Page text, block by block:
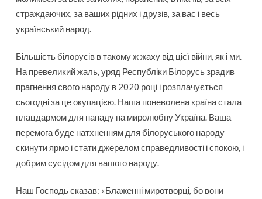
страждаючих, за ваших рідних і друзів, за вас і весь
український народ.
Більшість білорусів в такому ж жаху від цієї війни, як і ми.
На превеликий жаль, уряд Республіки Білорусь зрадив
прагнення свого народу в 2020 році і розплачується
сьогодні за це окупацією. Наша поневолена країна стала
плацдармом для нападу на миролюбну Україна. Ваша
перемога буде натхненням для білоруського народу
скинути ярмо і стати джерелом справедливості і спокою, і
добрим сусідом для вашого народу.
Наш Господь сказав: «Блаженні миротворці, бо вони